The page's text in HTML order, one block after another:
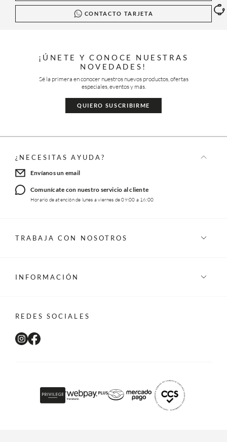
CONTACTO TARJETA
¡ÚNETE Y CONOCE NUESTRAS
NOVEDADES!
Sé la primera en conocer nuestros nuevos productos, ofertas
especiales, eventos y más.
QUIERO SUSCRIBIRME
¿NECESITAS AYUDA?
Envíanos un email
Comunícate con nuestro servicio al cliente
Horario de atención de lunes a viernes de 09:00 a 16:00
TRABAJA CON NOSOTROS
INFORMACIÓN
REDES SOCIALES